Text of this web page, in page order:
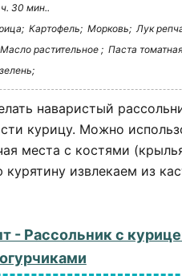
30 мин..
Картофель; Морковь; Лук
Масло растительное ; Паста
зелень;
наваристый
курицу. Можно
места с костями
извлекаем из
- Рассольник с